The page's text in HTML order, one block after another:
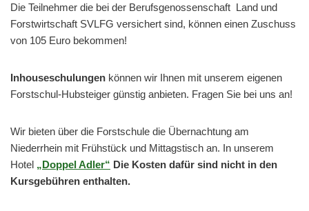
Die Teilnehmer die bei der Berufsgenossenschaft Land und
Forstwirtschaft SVLFG versichert sind, können einen Zuschuss
von 105 Euro bekommen!
Inhouseschulungen können wir Ihnen mit unserem eigenen
Forstschul-Hubsteiger günstig anbieten. Fragen Sie bei uns an!
Wir bieten über die Forstschule die Übernachtung am
Niederrhein mit Frühstück und Mittagstisch an. In unserem
Hotel „Doppel Adler“ Die Kosten dafür sind nicht in den
Kursgebühren enthalten.